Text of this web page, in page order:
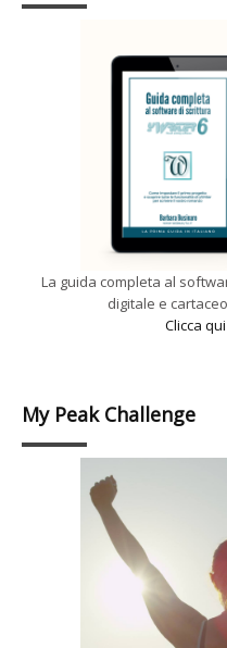
La guida completa al
digitale e
Clicca
My Peak Challenge